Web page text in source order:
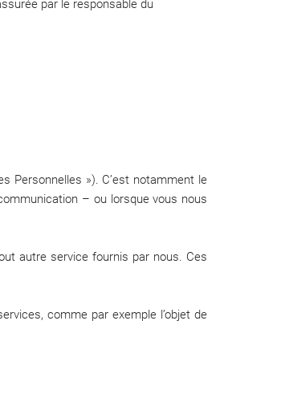
par le responsable du
Personnelles »). C’est notamment le
– ou lorsque vous nous
autre service fournis par nous. Ces
comme par exemple l’objet de